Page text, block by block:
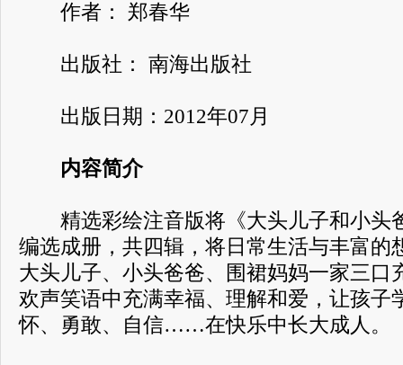
作者： 郑春华
出版社： 南海出版社
出版日期：2012年07月
内容简介
精选彩绘注音版将《大头儿子和小头
编选成册，共四辑，将日常生活与丰富的
大头儿子、小头爸爸、围裙妈妈一家三口
欢声笑语中充满幸福、理解和爱，让孩子
怀、勇敢、自信……在快乐中长大成人。